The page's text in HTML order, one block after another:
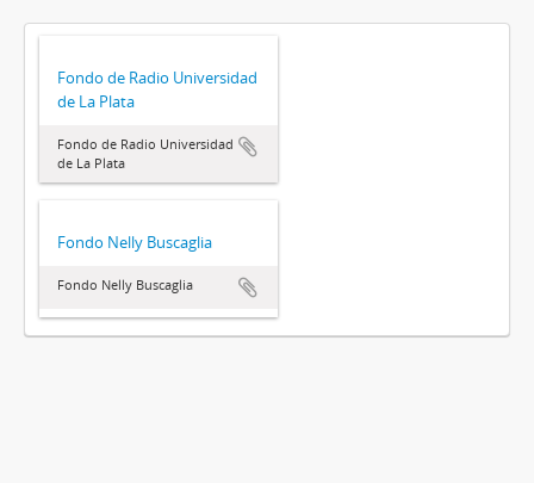
Fondo de Radio Universidad
de La Plata
Fondo de Radio Universidad
de La Plata
Fondo Nelly Buscaglia
Fondo Nelly Buscaglia